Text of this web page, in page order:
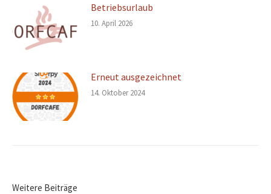
Betriebsurlaub
10. April 2026
Erneut ausgezeichnet
14. Oktober 2024
Weitere Beiträge